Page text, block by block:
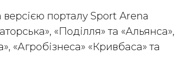
версією порталу Sport Arena
«Поділля» та «Альянса»,
«Агробізнеса» «Кривбаса» та